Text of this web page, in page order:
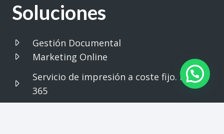
Soluciones
Gestión Documental
Marketing Online
Servicio de impresión a coste fijo. Print
365